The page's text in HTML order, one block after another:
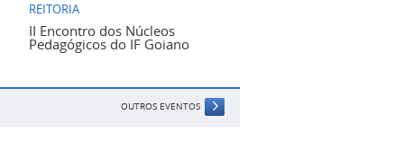
REITORIA
II Encontro dos Núcleos
Pedagógicos do IF Goiano
OUTROS EVENTOS